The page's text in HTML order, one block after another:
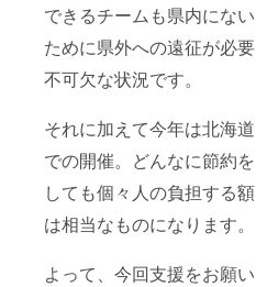
できるチームも県内にない
ために県外への遠征が必要
不可欠な状況です。
それに加えて今年は北海道
での開催。どんなに節約を
しても個々人の負担する額
は相当なものになります。
よって、今回支援をお願い